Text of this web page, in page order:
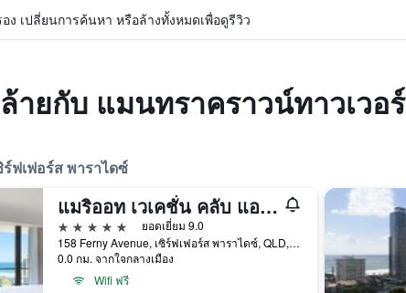
ง เปลี่ยนการค้นหา หรือล้างทั้งหมดเพื่อดูรีวิว
ายกับ แมนทราคราวน์ทาวเวอร์
ฟเฟอร์ส พาราไดซ์
แมริออท เวเคชั่น คลับ แอนด์ เซิร์ฟเฟอร์ พาราไดซ์
5 ดาว
ยอดเยี่ยม 9.0
158 Ferny Avenue, เซิร์ฟเฟอร์ส พาราไดซ์, QLD, ออสเตรเลีย
0.0 กม. จากใจกลางเมือง
Wifi ฟรี